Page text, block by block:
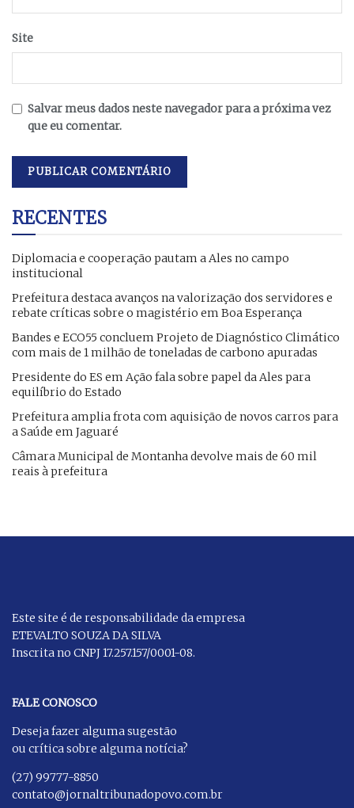
Site
Salvar meus dados neste navegador para a próxima vez
que eu comentar.
RECENTES
Diplomacia e cooperação pautam a Ales no campo
institucional
Prefeitura destaca avanços na valorização dos servidores e
rebate críticas sobre o magistério em Boa Esperança
Bandes e ECO55 concluem Projeto de Diagnóstico Climático
com mais de 1 milhão de toneladas de carbono apuradas
Presidente do ES em Ação fala sobre papel da Ales para
equilíbrio do Estado
Prefeitura amplia frota com aquisição de novos carros para
a Saúde em Jaguaré
Câmara Municipal de Montanha devolve mais de 60 mil
reais à prefeitura
Este site é de responsabilidade da empresa
ETEVALTO SOUZA DA SILVA
Inscrita no CNPJ 17.257.157/0001-08.
FALE CONOSCO
Deseja fazer alguma sugestão
ou crítica sobre alguma notícia?
(27) 99777-8850
contato@jornaltribunadopovo.com.br